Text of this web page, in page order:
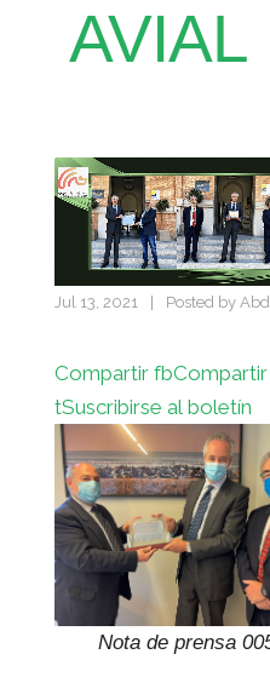
AVIAL
Jul 13, 2021 | Posted by
Compartir fb
tSuscribirse al boletín
Nota de prensa